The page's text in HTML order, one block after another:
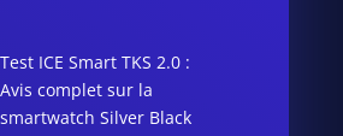
Test ICE Smart TKS 2.0 :
Avis complet sur la
smartwatch Silver Black